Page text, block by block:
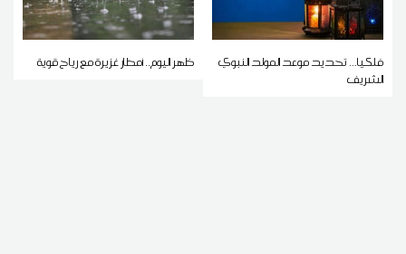
فلكيا... تحديد موعد المولد النبوي
الشريف
ظهر اليوم.. أمطار غزيرة مع رياح قوية